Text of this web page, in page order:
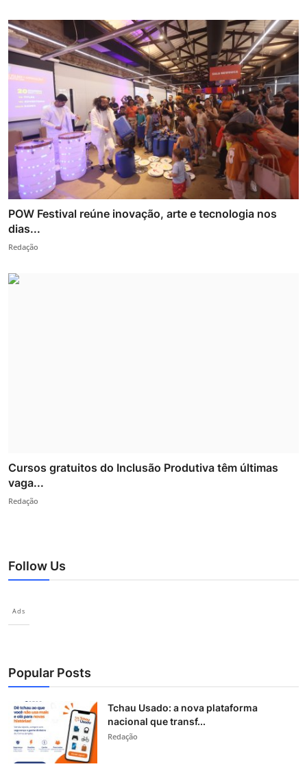
POW Festival reúne inovação, arte e tecnologia nos
dias...
Redação
Cursos gratuitos do Inclusão Produtiva têm últimas
vaga...
Redação
Follow Us
Ads
Popular Posts
Tchau Usado: a nova plataforma
nacional que transf...
Redação